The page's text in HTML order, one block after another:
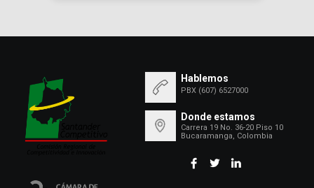
Hablemos
PBX (607) 6527000
Donde estamos
Carrera 19 No. 36-20 Piso 10
Bucaramanga, Colombia